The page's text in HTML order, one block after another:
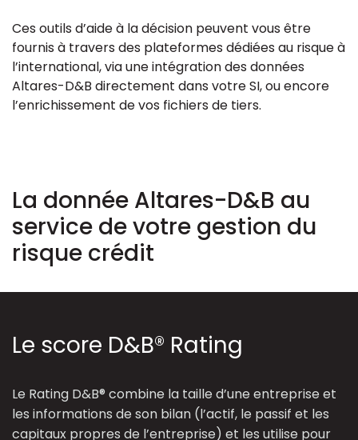
Ces outils d’aide à la décision peuvent vous être
fournis à travers des plateformes dédiées au risque à
l’international, via une intégration des données
Altares-D&B directement dans votre SI, ou encore
l’enrichissement de vos fichiers de tiers.
La donnée Altares-D&B au
service de votre gestion du
risque crédit
Le score D&B® Rating
Le Rating D&B® combine la taille d’une entreprise et
les informations de son bilan (l’actif, le passif et les
capitaux propres de l’entreprise) et les utilise pour